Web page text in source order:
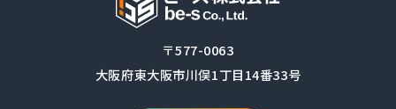
〒577-0063
大阪府東大阪市川俣1丁目14番33号